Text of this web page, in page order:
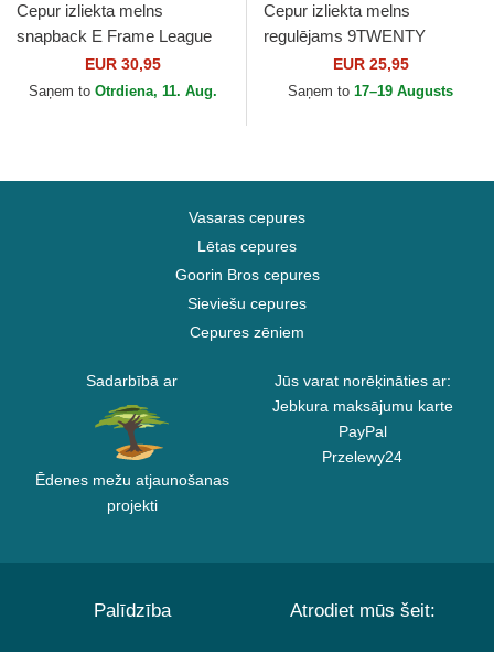
Cepur izliekta melns
snapback E Frame League
Essential no New York
Yankees MLB no New Era
EUR 30,95
Saņem to Otrdiena, 11. Aug.
Cepur izliekta melns
regulējams 9TWENTY
League Essential no New
York Yankees MLB no New
EUR 25,95
Saņem to 17–19 Augusts
Vasaras cepures
Lētas cepures
Goorin Bros cepures
Sieviešu cepures
Cepures zēniem
Sadarbībā ar
Ēdenes mežu atjaunošanas
projekti
Jūs varat norēķināties ar:
Jebkura maksājumu karte
PayPal
Przelewy24
Palīdzība Atrodiet mūs šeit: